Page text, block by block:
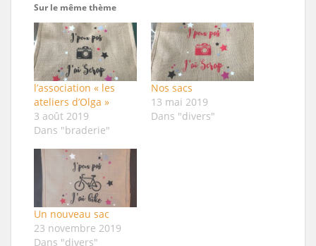
Sur le même thème
l’association « les
ateliers d’Olga »
3 août 2019
Dans "braderie"
Nos sacs
13 mai 2019
Dans "divers"
Un nouveau sac
23 novembre 2019
Dans "divers"